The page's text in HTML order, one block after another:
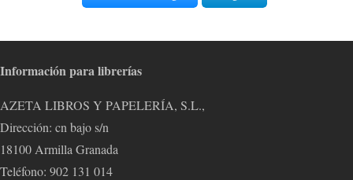
Información para librerías
AZETA LIBROS Y PAPELERÍA, S.L.,
Dirección: cn bajo s/n
18100 Armilla Granada
Teléfono: 902 131 014